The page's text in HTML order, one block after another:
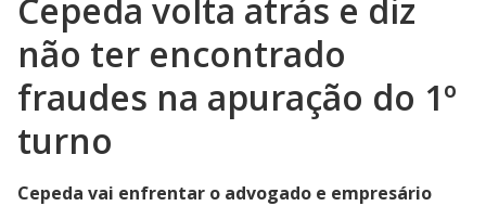
Cepeda volta atrás e diz
não ter encontrado
fraudes na apuração do 1º
turno
Cepeda vai enfrentar o advogado e empresário